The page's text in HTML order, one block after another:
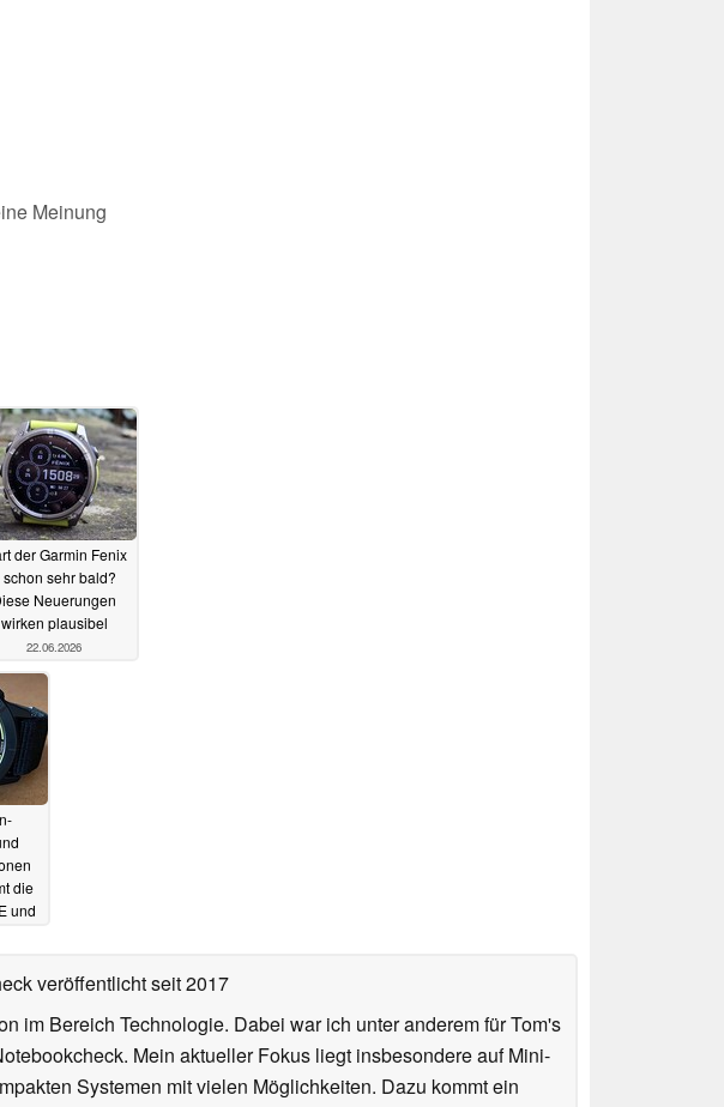
Meinung
der Garmin Fenix
schon sehr bald?
Neuerungen
wirken plausibel
22.06.2026
die
und
veröffentlichtseit 2017
im Bereich Technologie. Dabei war ich unter anderem für Tom's
Mein aktueller Fokus liegt insbesondere auf Mini-
Systemen mit vielen Möglichkeiten. Dazu kommt ein